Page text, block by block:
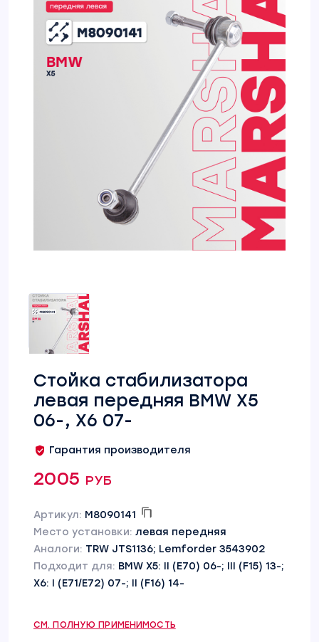
Стойка стабилизатора
левая передняя BMW X5
06-, X6 07-
Гарантия производителя
2005 руб
Артикул: M8090141
Место установки: левая передняя
Аналоги: TRW JTS1136; Lemforder 3543902
Подходит для: BMW X5: II (E70) 06-; III (F15) 13-;
X6: I (E71/E72) 07-; II (F16) 14-
СМ. ПОЛНУЮ ПРИМЕНИМОСТЬ